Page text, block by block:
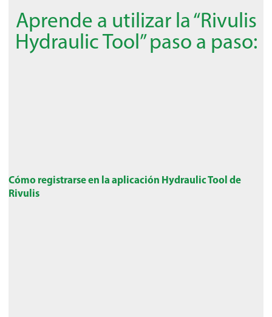
Aprende a utilizar la “Rivulis
Hydraulic Tool” paso a paso:
Cómo registrarse en la aplicación Hydraulic Tool de
Rivulis